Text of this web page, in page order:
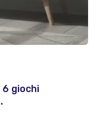
6 giochi